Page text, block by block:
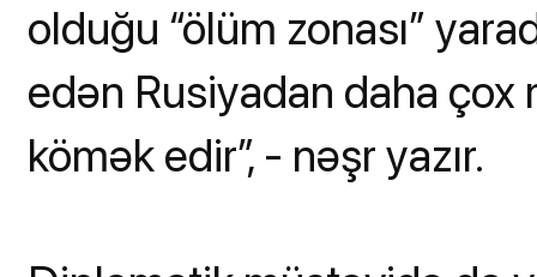
olduğu “ölüm zonası”
edən Rusiyadan daha
kömək edir”, - nəşr yazır.